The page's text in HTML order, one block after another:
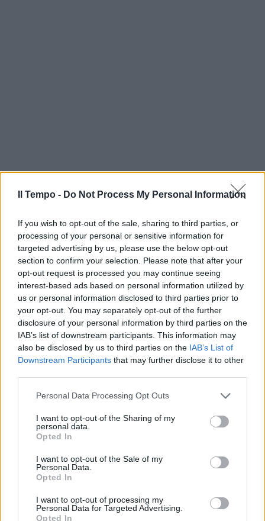
Il Tempo - Do Not Process My Personal Information
If you wish to opt-out of the sale, sharing to third parties, or
processing of your personal or sensitive information for
targeted advertising by us, please use the below opt-out
section to confirm your selection. Please note that after your
opt-out request is processed you may continue seeing
interest-based ads based on personal information utilized by
us or personal information disclosed to third parties prior to
your opt-out. You may separately opt-out of the further
disclosure of your personal information by third parties on the
IAB’s list of downstream participants. This information may
also be disclosed by us to third parties on the IAB’s List of
Downstream Participants that may further disclose it to other
Personal Data Processing Opt Outs
I want to opt-out of the Sharing of my
personal data.
Opted In
I want to opt-out of the Sale of my
Personal Data.
Opted In
I want to opt-out of processing my
Personal Data for Targeted Advertising.
Opted In